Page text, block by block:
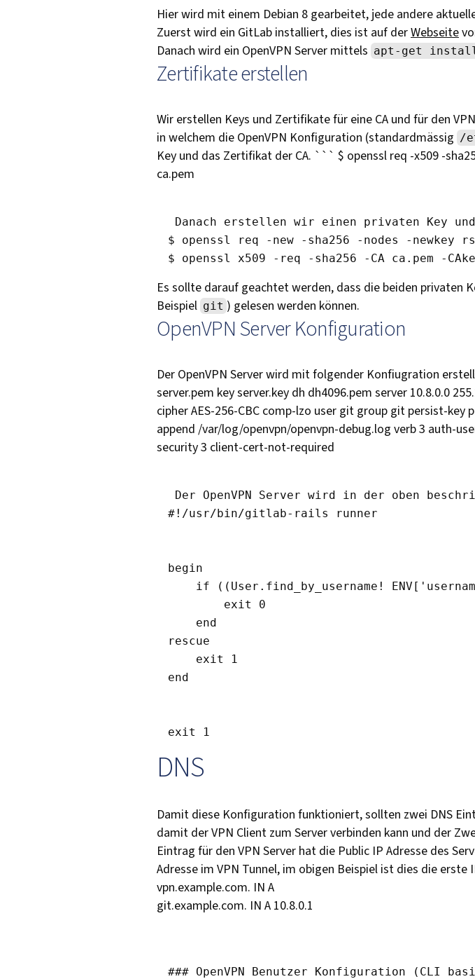
Hier wird mit einem Debian 8 gearbeitet, jede andere
Zuerst wird ein GitLab installiert, dies ist auf derWebseite
Danach wird ein OpenVPN Server mittels apt-get install
Zertifikate erstellen
Wir erstellen Keys und Zertifikate für eine CA und für den
in welchem die OpenVPN Konfiguration (standardmässig /
Key und das Zertifikat der CA. ``` $ openssl req -x509 -
ca.pem
Danach erstellen wir einen privaten Key
$ openssl req -new -sha256 -nodes -
Es sollte darauf geachtet werden, dass die beiden privaten
Beispiel git ) gelesen werden können.
OpenVPN Server Konfiguration
Der OpenVPN Server wird mit folgender Konfiugration
server.pem key server.key dh dh4096.pem server 10.8.0.0
cipher AES-256-CBC comp-lzo user git group git persist-
append /var/log/openvpn/openvpn-debug.log verb 3 auth-
security 3 client-cert-not-required
Der OpenVPN Server wird in der oben
#!/usr/bin/gitlab-rails runner
begin
if ((User.find_by_username!
        exit 0
    end
rescue
    exit 1
end
DNS
Damit diese Konfiguration funktioniert, sollten zwei DNS
damit der VPN Client zum Server verbinden kann und der
Eintrag für den VPN Server hat die Public IP Adresse des
Adresse im VPN Tunnel, im obigen Beispiel ist dies die erste
vpn.example.com. IN A
git.example.com. IN A 10.8.0.1
### OpenVPN Benutzer Konfiguration (CLI